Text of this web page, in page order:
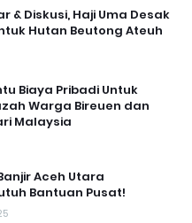
& Diskusi, Haji Uma Desak
Hutan Beutong Ateuh
Biaya Pribadi Untuk
Warga Bireuen dan
Malaysia
Aceh Utara
Bantuan Pusat!